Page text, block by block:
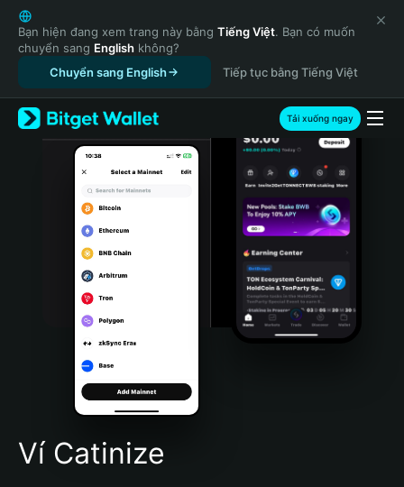
English
日本語
Tiếng Việt
Русский
Español (Latinoamérica)
Türkçe
Italiano
Português (Portugal)
Bahasa Indonesia
Português (Brasil)
Español (Argentina)
Bạn hiện đang xem trang này bằng Tiếng Việt. Bạn có muốn
chuyển sang English không?
Chuyển sang English
Tiếp tục bằng Tiếng Việt
Tải xuống ngay
Ví Catinize